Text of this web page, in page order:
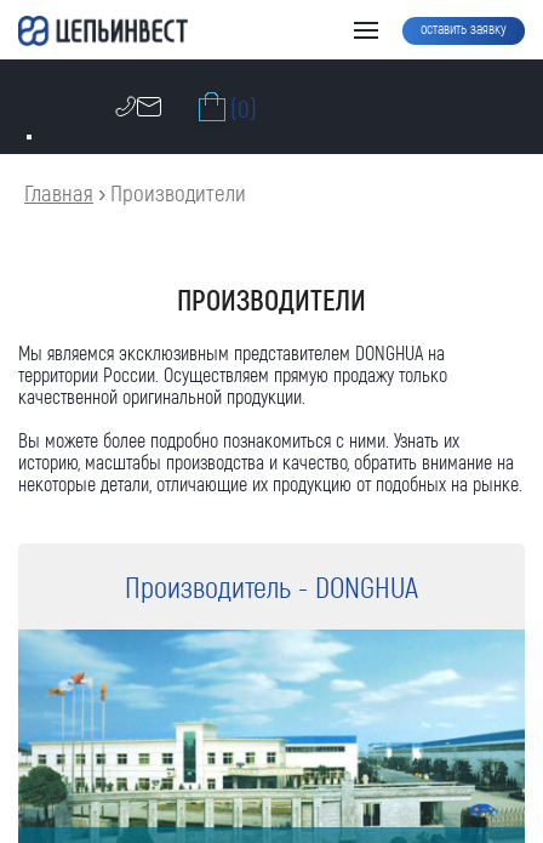
оставить заявку
(0)
Главная › Производители
ПРОИЗВОДИТЕЛИ
Мы являемся эксклюзивным представителем DONGHUA на
территории России. Осуществляем прямую продажу только
качественной оригинальной продукции.
Вы можете более подробно познакомиться с ними. Узнать их
историю, масштабы производства и качество, обратить внимание на
некоторые детали, отличающие их продукцию от подобных на рынке.
Производитель - DONGHUA
Как к Вам обращаться (обязательно)
Компания